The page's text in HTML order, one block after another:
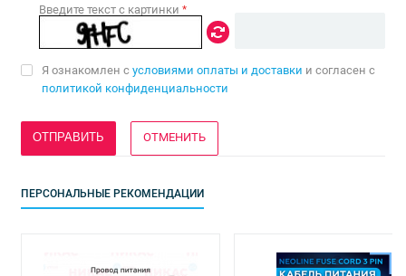
Введите текст с картинки *
Я ознакомлен с условиями оплаты и доставки и согласен с
политикой конфиденциальности
ОТМЕНИТЬ
ПЕРСОНАЛЬНЫЕ РЕКОМЕНДАЦИИ